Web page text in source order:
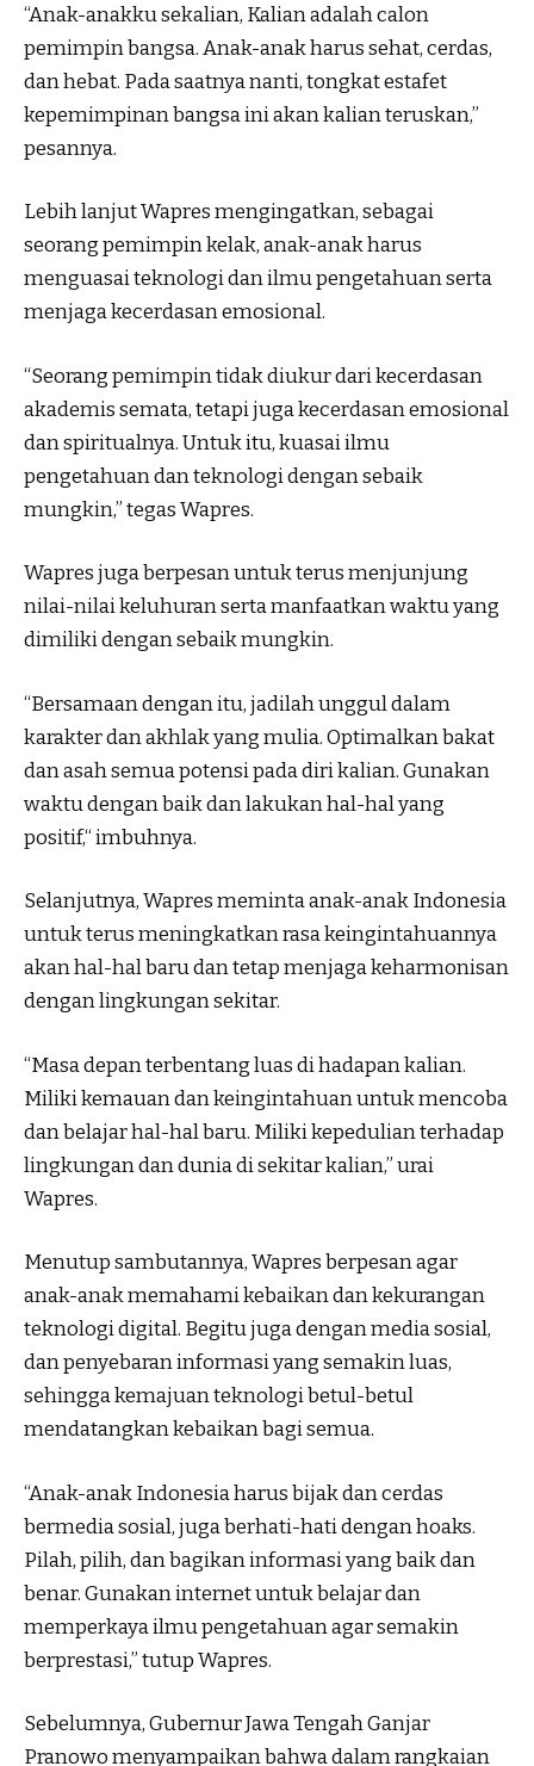
“Anak-anakku sekalian, Kalian adalah calon
pemimpin bangsa. Anak-anak harus sehat, cerdas,
dan hebat. Pada saatnya nanti, tongkat estafet
kepemimpinan bangsa ini akan kalian teruskan,”
pesannya.
Lebih lanjut Wapres mengingatkan, sebagai
seorang pemimpin kelak, anak-anak harus
menguasai teknologi dan ilmu pengetahuan serta
menjaga kecerdasan emosional.
“Seorang pemimpin tidak diukur dari kecerdasan
akademis semata, tetapi juga kecerdasan emosional
dan spiritualnya. Untuk itu, kuasai ilmu
pengetahuan dan teknologi dengan sebaik
mungkin,” tegas Wapres.
Wapres juga berpesan untuk terus menjunjung
nilai-nilai keluhuran serta manfaatkan waktu yang
dimiliki dengan sebaik mungkin.
“Bersamaan dengan itu, jadilah unggul dalam
karakter dan akhlak yang mulia. Optimalkan bakat
dan asah semua potensi pada diri kalian. Gunakan
waktu dengan baik dan lakukan hal-hal yang
positif,“ imbuhnya.
Selanjutnya, Wapres meminta anak-anak Indonesia
untuk terus meningkatkan rasa keingintahuannya
akan hal-hal baru dan tetap menjaga keharmonisan
dengan lingkungan sekitar.
“Masa depan terbentang luas di hadapan kalian.
Miliki kemauan dan keingintahuan untuk mencoba
dan belajar hal-hal baru. Miliki kepedulian terhadap
lingkungan dan dunia di sekitar kalian,” urai
Wapres.
Menutup sambutannya, Wapres berpesan agar
anak-anak memahami kebaikan dan kekurangan
teknologi digital. Begitu juga dengan media sosial,
dan penyebaran informasi yang semakin luas,
sehingga kemajuan teknologi betul-betul
mendatangkan kebaikan bagi semua.
“Anak-anak Indonesia harus bijak dan cerdas
bermedia sosial, juga berhati-hati dengan hoaks.
Pilah, pilih, dan bagikan informasi yang baik dan
benar. Gunakan internet untuk belajar dan
memperkaya ilmu pengetahuan agar semakin
berprestasi,” tutup Wapres.
Sebelumnya, Gubernur Jawa Tengah Ganjar
Pranowo menyampaikan bahwa dalam rangkaian